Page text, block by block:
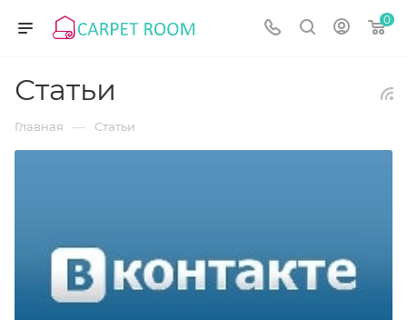
0
Статьи
Главная — Статьи